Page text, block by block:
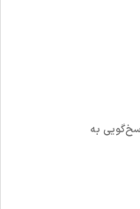
پاسخ‌گویی به